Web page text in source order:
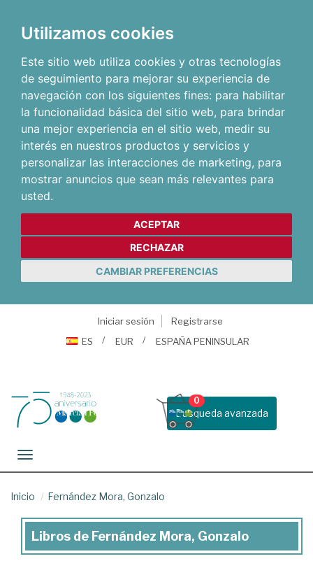
Utilizamos cookies
Este sitio web utiliza cookies y otras tecnologías
de seguimiento para mejorar su experiencia de
navegación con los siguientes fines: para habilitar
la funcionalidad básica del sitio web, para brindar
una mejor experiencia en el sitio web, medir su
interés en nuestros productos y servicios y
personalizar las interacciones de marketing, para
mostrar anuncios que sean más relevantes para
usted.
ACEPTAR
RECHAZAR
CAMBIAR PREFERENCIAS
Iniciar sesión
Registrarse
ES
EUR ESPAÑA PENINSULAR
Busqueda avanzada
0
Toggle navigation
Inicio Fernández Mora, Gonzalo
Libros
Libros de Fernández Mora, Gonzalo